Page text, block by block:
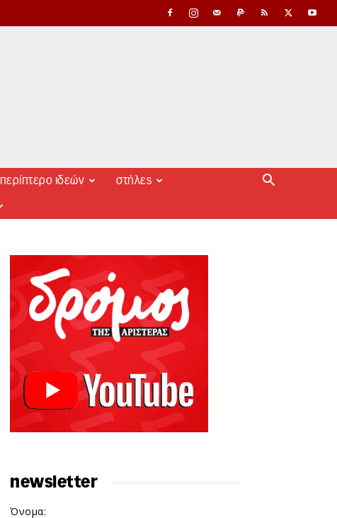
περίπτερο ιδεών στήλες
newsletter
Όνομα: